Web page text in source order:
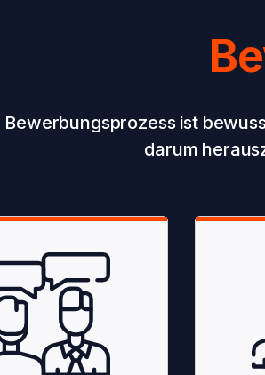
Bewerbungsprozess ist
darum